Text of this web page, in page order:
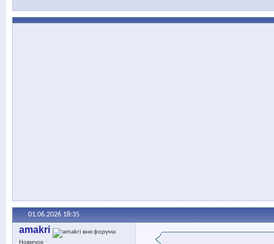
01.06.2026 18:35
amakri
Новичок